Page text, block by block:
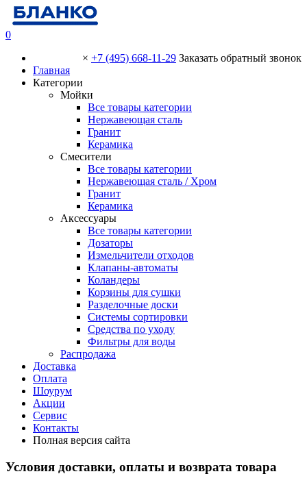
0
× +7 (495) 668-11-29 Заказать обратный звонок
Главная
Категории
Мойки
Все товары категории
Нержавеющая сталь
Гранит
Керамика
Смесители
Все товары категории
Нержавеющая сталь / Хром
Гранит
Керамика
Аксессуары
Все товары категории
Дозаторы
Измельчители отходов
Клапаны-автоматы
Коландеры
Корзины для сушки
Разделочные доски
Системы сортировки
Средства по уходу
Фильтры для воды
Распродажа
Доставка
Оплата
Шоурум
Акции
Сервис
Контакты
Полная версия сайта
Условия доставки, оплаты и возврата товара